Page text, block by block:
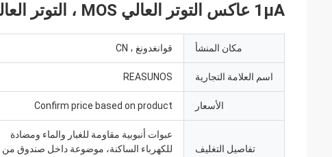
1μA عاكس التوتر العالي MOS ، التوتر العالي الصناعي ترانزستور ثنائي القطب
مكان المنشأ قوانغدونغ ، CN
اسم العلامة التجارية REASUNOS
الأسعار Confirm price based on product
تفاصيل التغليف
عبوات أنبوبية مقاومة للغبار والماء ومضادة
للكهرباء الساكنة، موضوعة داخل صندوق من